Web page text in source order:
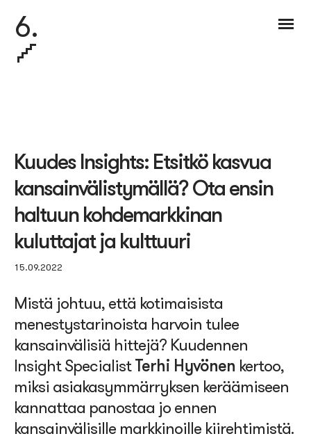
6.
Kuudes Insights: Etsitkö kasvua
kansainvälistymällä? Ota ensin
haltuun kohdemarkkinan
kuluttajat ja kulttuuri
15.09.2022
Mistä johtuu, että kotimaisista
menestystarinoista harvoin tulee
kansainvälisiä hittejä? Kuudennen
Insight SpecialistTerhi Hyvönen kertoo,
miksi asiakasymmärryksen keräämiseen
kannattaa panostaa jo ennen
kansainvälisille markkinoille kiirehtimistä.